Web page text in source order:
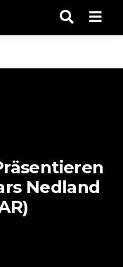
Nedland